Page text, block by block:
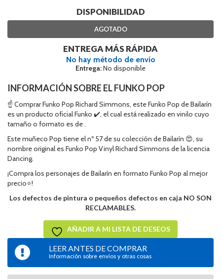
DISPONIBILIDAD
AGOTADO
ENTREGA MÁS RÁPIDA
No hay método de envío
Entrega:No disponible
INFORMACIÓN SOBRE EL FUNKO POP
☝ Comprar Funko Pop Richard Simmons, este Funko Pop de Bailarín
es un producto oficial Funko ✔️, el cual está realizado en vinilo cuyo
tamaño o formato es de .
Este muñeco Pop tiene el nº 57 de su colección de Bailarín 😍, su
nombre original es Funko Pop Vinyl Richard Simmons de la licencia
Dancing.
¡Compra los personajes de Bailarín en formato Funko Pop al mejor
precio⭐!
Los defectos de pintura o pequeños defectos en caja NO SON
RECLAMABLES.
AÑADIR A MI LISTA DE DESEOS
LEER ANTES DE COMPRAR
Información sobre envíos y otras cosas